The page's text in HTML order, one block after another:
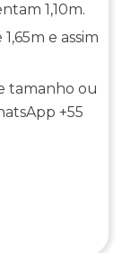
1,10m.
e assim
tamanho ou
+55